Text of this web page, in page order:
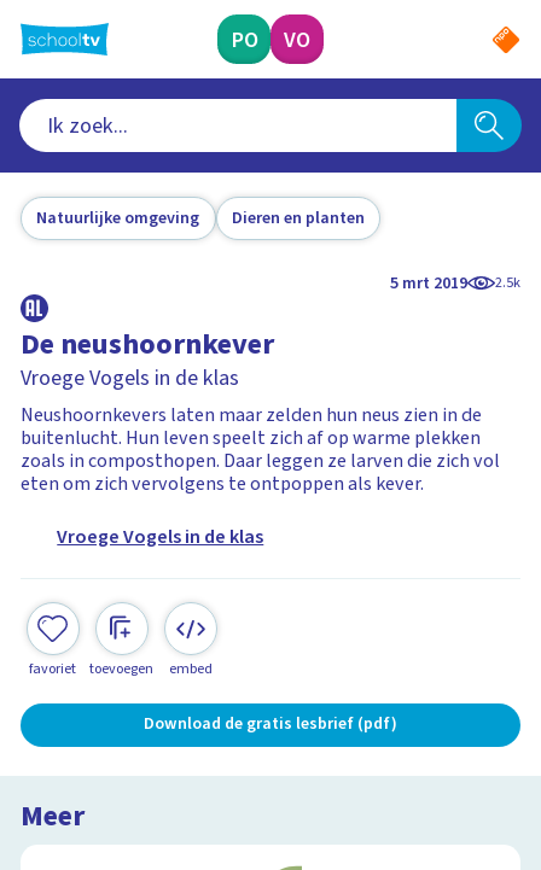
naar
hoofdinhoud
PO VO
Natuurlijke omgeving Dieren en planten
5 mrt 2019 2.5k
De neushoornkever
Vroege Vogels in de klas
Neushoornkevers laten maar zelden hun neus zien in de
buitenlucht. Hun leven speelt zich af op warme plekken
zoals in composthopen. Daar leggen ze larven die zich vol
eten om zich vervolgens te ontpoppen als kever.
Vroege Vogels in de klas
favoriet toevoegen embed
Download de gratis lesbrief (pdf)
Meer